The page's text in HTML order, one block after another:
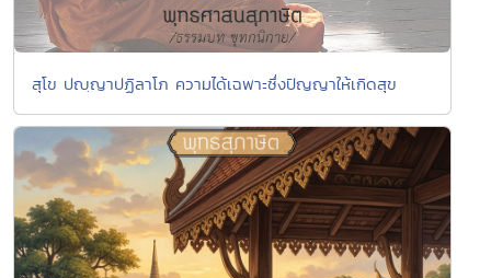
สุโข ปญฺญาปฏิลาโภ ความได้เฉพาะซึ่งปัญญาให้เกิดสุข